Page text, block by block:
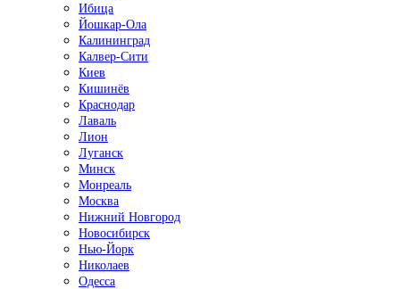
Ибица
Йошкар-Ола
Калининград
Калвер-Сити
Киев
Кишинёв
Краснодар
Лаваль
Лион
Луганск
Минск
Монреаль
Москва
Нижний Новгород
Новосибирск
Нью-Йорк
Николаев
Одесса